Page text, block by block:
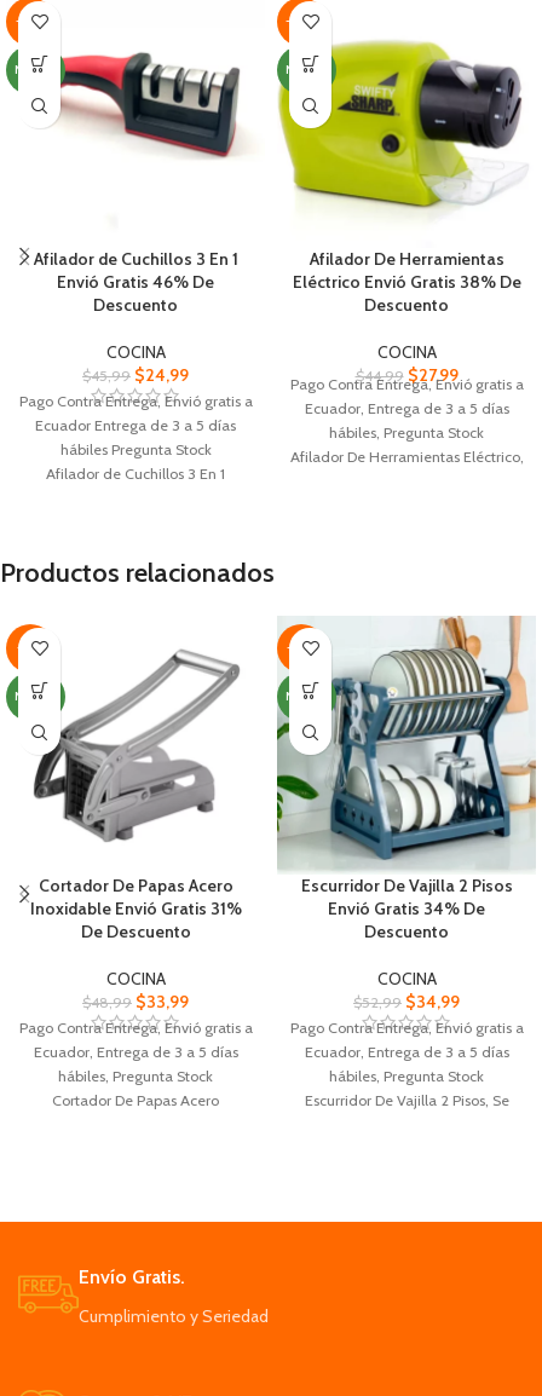
-46%
NUEVO
Afilador de Cuchillos 3 En 1
Envió Gratis 46% De
Descuento
COCINA
$45,99 $24,99
Pago Contra Entrega, Envió gratis a
Ecuador Entrega de 3 a 5 días
hábiles Pregunta Stock
Afilador de Cuchillos 3 En 1
ABS de alta calidad sistema de
para pulir; Y una ranura de
cerámica fina para terminar y pulir
Simplemente coloque la hoja la
ranura de afilado y tire hacia atrás
en un movimiento horizontal
Diseñado con un cómodo mango
ergonómico y base de goma
antideslizante.
-38%
NUEVO
Afilador De Herramientas
Eléctrico Envió Gratis 38% De
Descuento
COCINA
$44,99 $27,99
Pago Contra Entrega, Envió gratis a
Ecuador, Entrega de 3 a 5 días
hábiles, Pregunta Stock
Afilador De Herramientas Eléctrico,
incluidas), bandeja colectora para
virutas de metal.
Productos relacionados
-31%
NUEVO
Cortador De Papas Acero
Inoxidable Envió Gratis 31%
De Descuento
COCINA
$48,99 $33,99
Pago Contra Entrega, Envió gratis a
Ecuador, Entrega de 3 a 5 días
hábiles, Pregunta Stock
Cortador De Papas Acero
Acero inoxidable de grado
múltiples alimentos.
-34%
NUEVO
Escurridor De Vajilla 2 Pisos
Envió Gratis 34% De
Descuento
COCINA
$52,99 $34,99
Pago Contra Entrega, Envió gratis a
Ecuador, Entrega de 3 a 5 días
hábiles, Pregunta Stock
Escurridor De Vajilla 2 Pisos, Se
exceso de líquido
Envío Gratis.
Cumplimiento y Seriedad